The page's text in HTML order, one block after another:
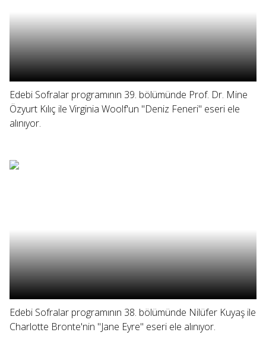
Edebi Sofralar programının 39. bölümünde Prof. Dr. Mine
Özyurt Kılıç ile Virginia Woolf'un "Deniz Feneri" eseri ele
alınıyor.
Edebi Sofralar programının 38. bölümünde Nilüfer Kuyaş ile
Charlotte Bronte'nin "Jane Eyre" eseri ele alınıyor.